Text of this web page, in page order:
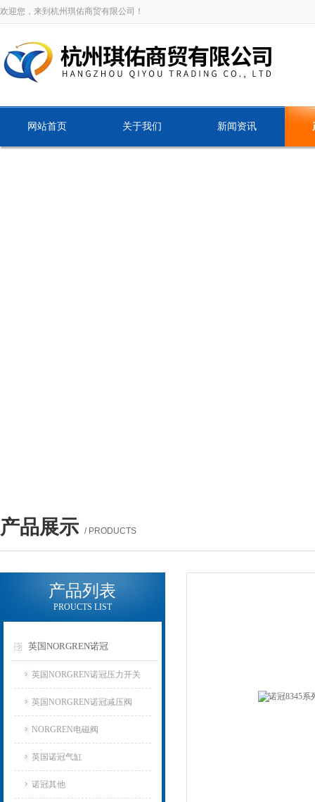
欢迎您，来到杭州琪佑商贸有限公司！
网站首页 关于我们 新闻资讯
产品展示 / PRODUCTS
产品列表
PROUCTS LIST
英国NORGREN诺冠
英国NORGREN诺冠压力开关
英国NORGREN诺冠减压阀
NORGREN电磁阀
英国诺冠气缸
诺冠其他